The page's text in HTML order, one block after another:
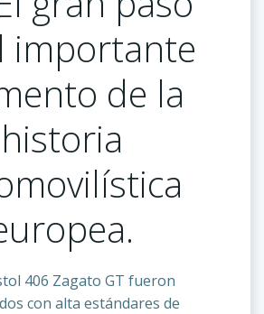
importante
de la
historia
406 Zagato GT fueron
con alta estándares de